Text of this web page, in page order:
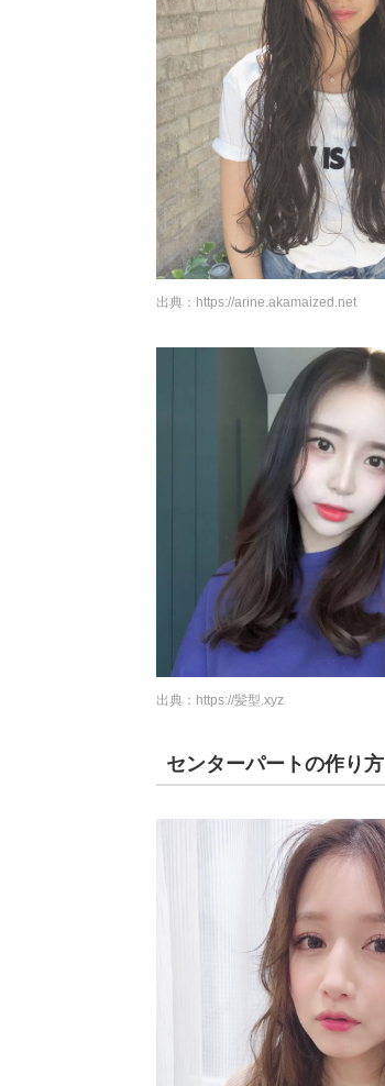
出典： https://arine.akamaized.net
出典： https://髪型.xyz
センターパートの作り方